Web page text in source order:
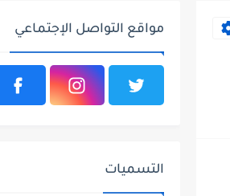
مواقع التواصل الإجتماعي
التسميات